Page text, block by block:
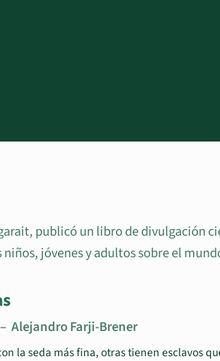
publicó un libro de divulgación
jóvenes y adultos sobre el
– Alejandro Farji-Brener
la seda más fina, otras tienen esclavos